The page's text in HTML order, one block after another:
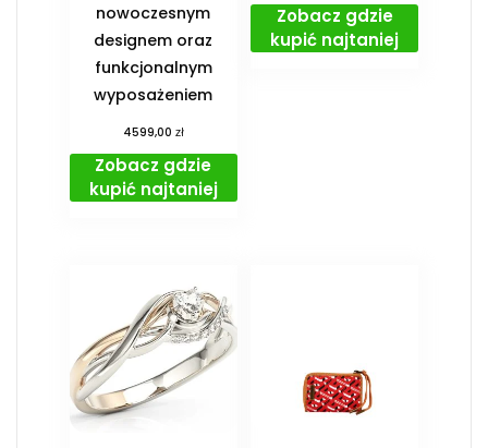
nowoczesnym
designem oraz
funkcjonalnym
wyposażeniem
4599,00 zł
Zobacz gdzie
kupić najtaniej
Zobacz gdzie
kupić najtaniej